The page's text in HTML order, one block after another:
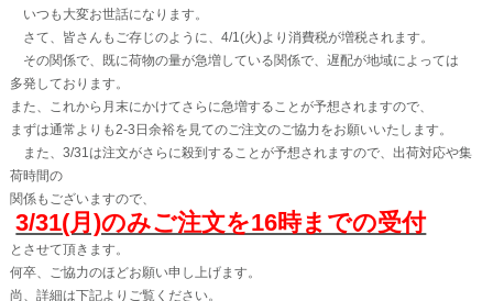
いつも大変お世話になります。
さて、皆さんもご存じのように、4/1(火)より消費税が増税されます。
その関係で、既に荷物の量が急増している関係で、遅配が地域によっては
多発しております。
また、これから月末にかけてさらに急増することが予想されますので、
まずは通常よりも2-3日余裕を見てのご注文のご協力をお願いいたします。
また、3/31は注文がさらに殺到することが予想されますので、出荷対応や集
荷時間の
関係もございますので、
3/31(月)のみご注文を16時までの受付
とさせて頂きます。
何卒、ご協力のほどお願い申し上げます。
尚、詳細は下記よりご覧ください。